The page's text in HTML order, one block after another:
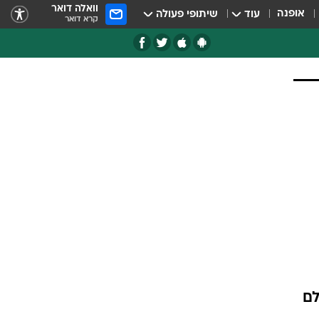
אופנה עוד שיתופי פעולה וואלה דואר
קרא דואר